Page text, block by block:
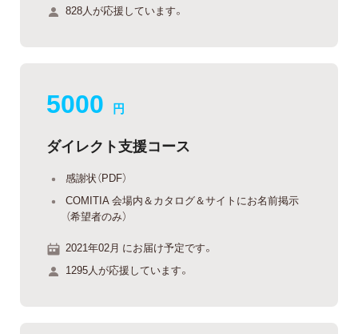
828人が応援しています。
5000 円
ダイレクト支援コース
感謝状（PDF）
COMITIA 会場内＆カタログ＆サイトにお名前掲示
（希望者のみ）
2021年02月 にお届け予定です。
1295人が応援しています。